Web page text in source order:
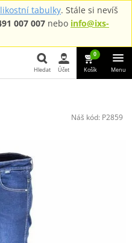
tabulky. Stále si nevíš
007 007 nebo info@ixs-
Hledat Účet
0
Košík Menu
Náš kód: P2859